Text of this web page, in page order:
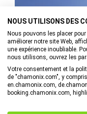
NOUS UTILISONS DES
Nous pouvons les placer
améliorer notre site Web,
une expérience inoubliable.
nous utilisons, ouvrez les
Votre consentement et la
de "chamonix.com", y
en.chamonix.com,
booking.chamonix.com,